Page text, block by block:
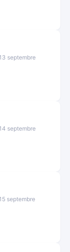
septembre
septembre
septembre